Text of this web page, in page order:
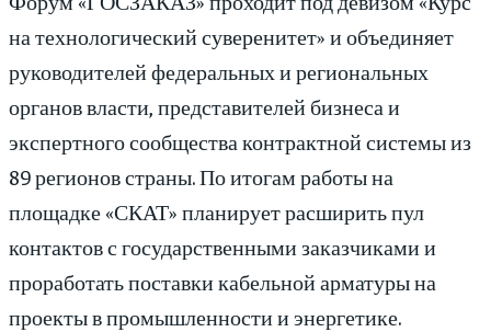
на технологический суверенитет» и объединяет
руководителей федеральных и региональных
органов власти, представителей бизнеса и
экспертного сообщества контрактной системы из
89 регионов страны. По итогам работы на
площадке «СКАТ» планирует расширить пул
контактов с государственными заказчиками и
проработать поставки кабельной арматуры на
проекты в промышленности и энергетике.